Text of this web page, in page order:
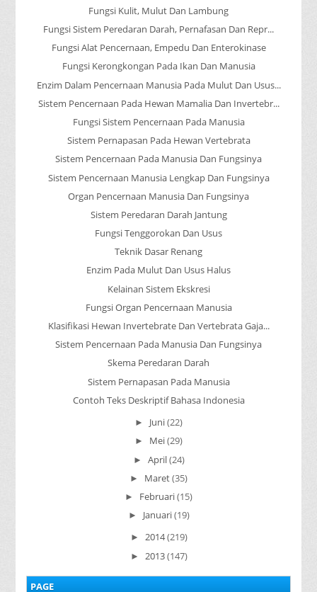
Fungsi Kulit, Mulut Dan Lambung
Fungsi Sistem Peredaran Darah, Pernafasan Dan Repr...
Fungsi Alat Pencernaan, Empedu Dan Enterokinase
Fungsi Kerongkongan Pada Ikan Dan Manusia
Enzim Dalam Pencernaan Manusia Pada Mulut Dan Usus...
Sistem Pencernaan Pada Hewan Mamalia Dan Invertebr...
Fungsi Sistem Pencernaan Pada Manusia
Sistem Pernapasan Pada Hewan Vertebrata
Sistem Pencernaan Pada Manusia Dan Fungsinya
Sistem Pencernaan Manusia Lengkap Dan Fungsinya
Organ Pencernaan Manusia Dan Fungsinya
Sistem Peredaran Darah Jantung
Fungsi Tenggorokan Dan Usus
Teknik Dasar Renang
Enzim Pada Mulut Dan Usus Halus
Kelainan Sistem Ekskresi
Fungsi Organ Pencernaan Manusia
Klasifikasi Hewan Invertebrate Dan Vertebrata Gaja...
Sistem Pencernaan Pada Manusia Dan Fungsinya
Skema Peredaran Darah
Sistem Pernapasan Pada Manusia
Contoh Teks Deskriptif Bahasa Indonesia
► Juni(22)
► Mei(29)
► April(24)
► Maret(35)
► Februari(15)
► Januari(19)
► 2014(219)
► 2013(147)
PAGE